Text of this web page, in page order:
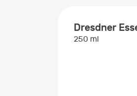
Dresdner
250 ml